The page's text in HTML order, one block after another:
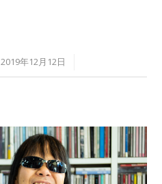
2019年12月12日